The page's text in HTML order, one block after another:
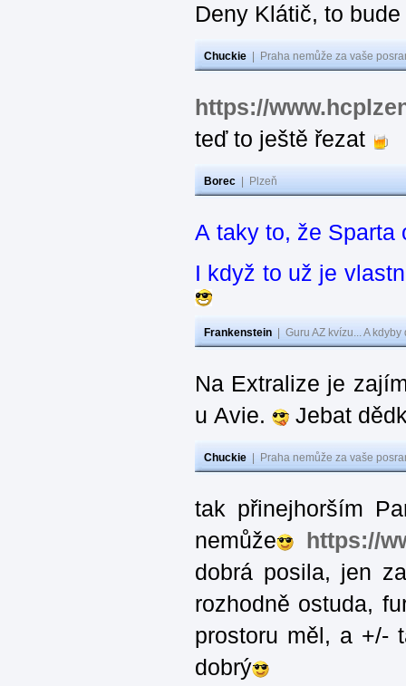
Deny Klátič, to
Chuckie Praha nemůže za vaše
https://
teď to ještě řezat
Borec Plzeň
A taky to, že
I když to už je
Frankenstein Guru AZ kvízu... A
Na Extralize je
u Avie.
Jebat
Chuckie Praha nemůže za vaše
tak přinejhorším
nemůže
https://
dobrá posila, jen
rozhodně ostuda,
prostoru měl, a +/-
dobrý